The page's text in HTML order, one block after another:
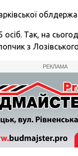
Так, на
з
РЕКЛАМА